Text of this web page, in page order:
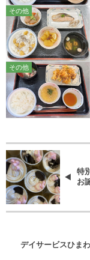
その他
その他
特
お
デイサービスひま